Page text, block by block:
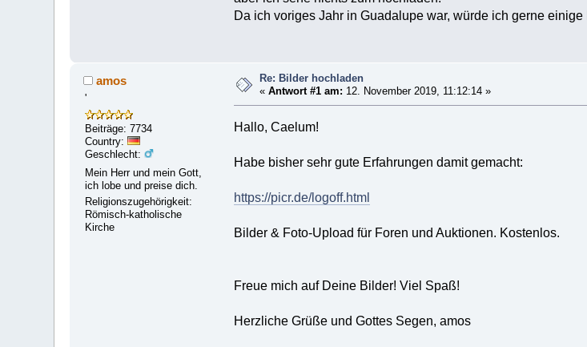
Da ich voriges Jahr in Guadalupe war, würde ich gerne
amos
'
Beiträge: 7734
Country:
Geschlecht:
Mein Herr und mein Gott,
ich lobe und preise dich.
Religionszugehörigkeit:
Römisch-katholische
Kirche
Re: Bilder hochladen
«Antwort #1 am: 12. November 2019, 11:12:14 »
Hallo, Caelum!
Habe bisher sehr gute Erfahrungen damit gemacht:
https://picr.de/logoff.html
Bilder & Foto-Upload für Foren und Auktionen. Kostenlos.
Freue mich auf Deine Bilder! Viel Spaß!
Herzliche Grüße und Gottes Segen, amos